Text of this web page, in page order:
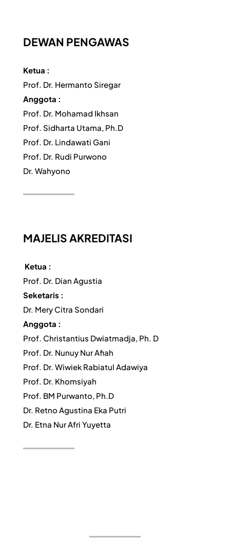
DEWAN PENGAWAS
Ketua :
Prof. Dr. Hermanto Siregar
Anggota :
Prof. Dr. Mohamad Ikhsan
Prof. Sidharta Utama, Ph.D
Prof. Dr. Lindawati Gani
Prof. Dr. Rudi Purwono
Dr. Wahyono
MAJELIS AKREDITASI
Ketua :
Prof. Dr. Dian Agustia
Seketaris :
Dr. Mery Citra Sondari
Anggota :
Prof. Christantius Dwiatmadja, Ph. D
Prof. Dr. Nunuy Nur Afiah
Prof. Dr. Wiwiek Rabiatul Adawiya
Prof. Dr. Khomsiyah
Prof. BM Purwanto, Ph.D
Dr. Retno Agustina Eka Putri
Dr. Etna Nur Afri Yuyetta